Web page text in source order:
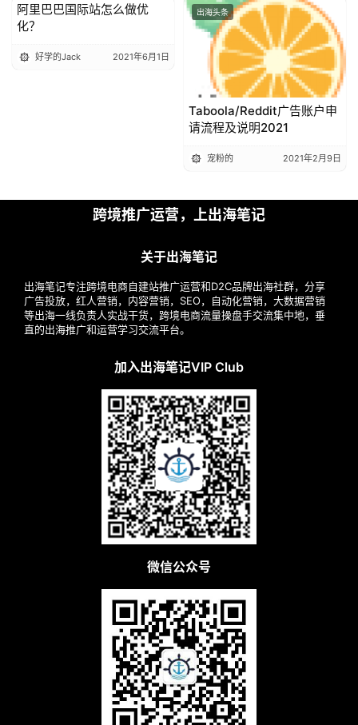
出海头条
阿里巴巴国际站怎么做优
化？
好学的Jack 2021年6月1日
出海头条
Taboola/Reddit广告账户申
请流程及说明2021
宠粉的 2021年2月9日
跨境推广运营，上出海笔记
关于出海笔记
出海笔记专注跨境电商自建站推广运营和D2C品牌出海社群，分享
广告投放，红人营销，内容营销，SEO，自动化营销，大数据营销
等出海一线负责人实战干货，跨境电商流量操盘手交流集中地，垂
直的出海推广和运营学习交流平台。
加入出海笔记VIP Club
微信公众号